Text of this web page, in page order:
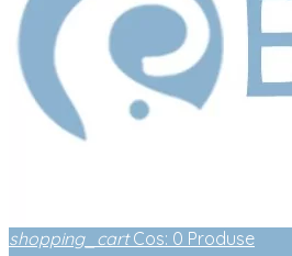
shopping_cart Cos: 0 Produse